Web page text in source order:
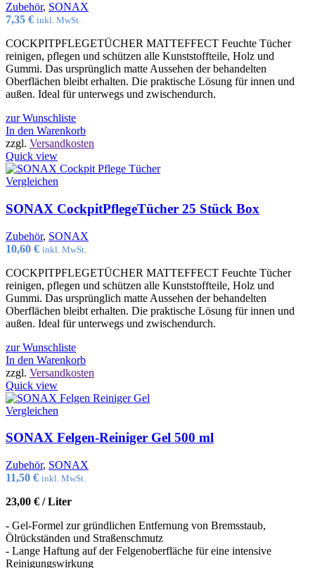
Zubehör, SONAX
7,35 € inkl. MwSt.
COCKPITPFLEGETÜCHER MATTEFFECT Feuchte Tücher
reinigen, pflegen und schützen alle Kunststoffteile, Holz und
Gummi. Das ursprünglich matte Aussehen der behandelten
Oberflächen bleibt erhalten. Die praktische Lösung für innen und
außen. Ideal für unterwegs und zwischendurch.
zur Wunschliste
In den Warenkorb
zzgl. Versandkosten
Quick view
Vergleichen
SONAX CockpitPflegeTücher 25 Stück Box
Zubehör, SONAX
10,60 € inkl. MwSt.
COCKPITPFLEGETÜCHER MATTEFFECT Feuchte Tücher
reinigen, pflegen und schützen alle Kunststoffteile, Holz und
Gummi. Das ursprünglich matte Aussehen der behandelten
Oberflächen bleibt erhalten. Die praktische Lösung für innen und
außen. Ideal für unterwegs und zwischendurch.
zur Wunschliste
In den Warenkorb
zzgl. Versandkosten
Quick view
Vergleichen
SONAX Felgen-Reiniger Gel 500 ml
Zubehör, SONAX
11,50 € inkl. MwSt.
23,00 € /Liter
- Gel-Formel zur gründlichen Entfernung von Bremsstaub,
Ölrückständen und Straßenschmutz
- Lange Haftung auf der Felgenoberfläche für eine intensive
Reinigungswirkung